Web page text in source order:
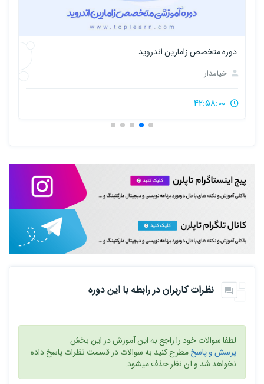
دوره متخصص زامارین اندروید
خیامدار
نظرات کاربران در رابطه با این دوره
لطفا سوالات خود را راجع به این آموزش در این بخش
پرسش و پاسخمطرح کنید به سوالات در قسمت نظرات پاسخ داده
نخواهد شد و آن نظر حذف میشود.